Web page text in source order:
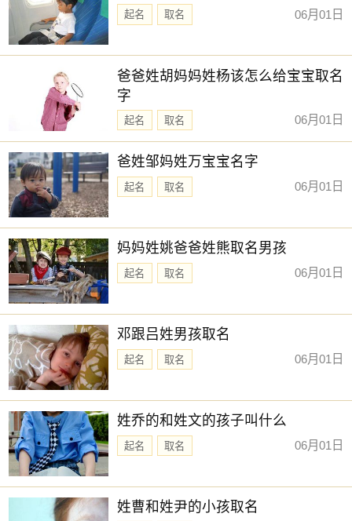
起名 取名 06月01日
爸爸姓胡妈妈姓杨该怎么给宝宝取名
字
起名 取名 06月01日
爸姓邹妈姓万宝宝名字
起名 取名 06月01日
妈妈姓姚爸爸姓熊取名男孩
起名 取名 06月01日
邓跟吕姓男孩取名
起名 取名 06月01日
姓乔的和姓文的孩子叫什么
起名 取名 06月01日
姓曹和姓尹的小孩取名